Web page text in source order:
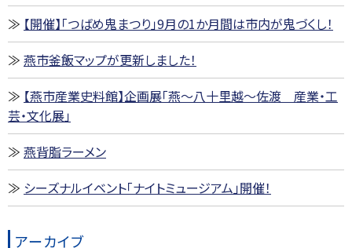
【開催】「つばめ鬼まつり」9月の1か月間は市内が鬼づくし！
燕市釜飯マップが更新しました！
【燕市産業史料館】企画展「燕～八十里越～佐渡 産業・工
芸・文化展」
燕背脂ラーメン
シーズナルイベント「ナイトミュージアム」開催！
アーカイブ